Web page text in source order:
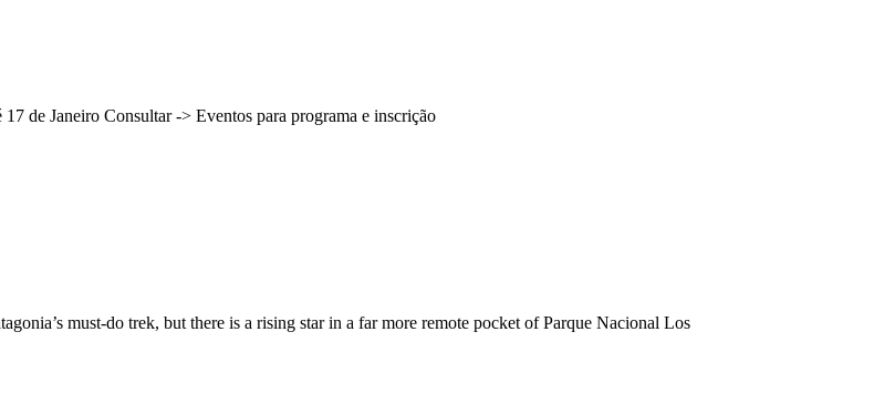
de Janeiro Consultar -> Eventos para programa e inscrição
must-do trek, but there is a rising star in a far more remote pocket of Parque Nacional Los